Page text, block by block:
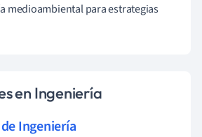
medioambiental para estrategias
en Ingeniería
Ingeniería